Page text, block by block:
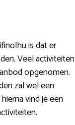
is dat er
Veel activiteiten
opgenomen.
zal wel een
vind je een